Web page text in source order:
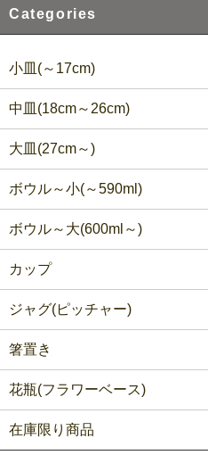
Categories
小皿(～17cm)
中皿(18cm～26cm)
大皿(27cm～)
ボウル～小(～590ml)
ボウル～大(600ml～)
カップ
ジャグ(ピッチャー)
箸置き
花瓶(フラワーベース)
在庫限り商品